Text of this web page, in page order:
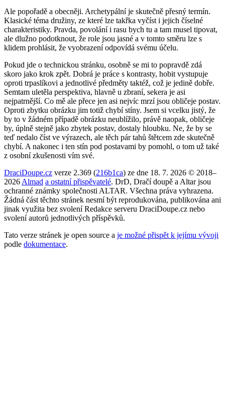
Ale popořadě a obecněji. Archetypální je skutečně přesný termín.
Klasické téma družiny, ze které lze takřka vyčíst i jejich číselné
charakteristiky. Pravda, povolání i rasu bych tu a tam musel tipovat,
ale dlužno podotknout, že role jsou jasné a v tomto směru lze s
klidem prohlásit, že vyobrazení odpovídá svému účelu.
Pokud jde o technickou stránku, osobně se mi to popravdě zdá
skoro jako krok zpět. Dobrá je práce s kontrasty, hobit vystupuje
oproti trpaslíkovi a jednotlivé předměty taktéž, což je jedině dobře.
Semtam uletěla perspektiva, hlavně u zbraní, sekera je asi
nejpatrnější. Co mě ale přece jen asi nejvíc mrzí jsou obličeje postav.
Oproti zbytku obrázku jim totiž chybí stíny. Jsem si vcelku jistý, že
by to v žádném případě obrázku neublížilo, právě naopak, obličeje
by, úplně stejně jako zbytek postav, dostaly hloubku. Ne, že by se
teď nedalo číst ve výrazech, ale těch pár tahů štětcem zde skutečně
chybí. A nakonec i ten stín pod postavami by pomohl, o tom už také
z osobní zkušenosti vím své.
DraciDoupe.cz verze 2.369 (216b1ca) ze dne 18. 7. 2026 © 2018–
2026 Almad a ostatní přispěvatelé. DrD, Dračí doupě a Altar jsou
ochranné známky společnosti ALTAR. Všechna práva vyhrazena.
Žádná část těchto stránek nesmí být reprodukována, publikována ani
jinak využita bez svolení Redakce serveru DraciDoupe.cz nebo
svolení autorů jednotlivých příspěvků.
Tato verze stránek je open source a je možné přispět k jejímu vývoji
podle dokumentace.